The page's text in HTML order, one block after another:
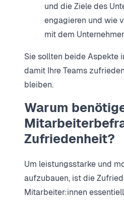
und die Ziele des
engagieren und wie
mit dem
Sie sollten beide Aspekte
damit Ihre Teams
bleiben.
Warum
Zufriedenheit?
Um leistungsstarke und
aufzubauen, ist die
Mitarbeiter:innen